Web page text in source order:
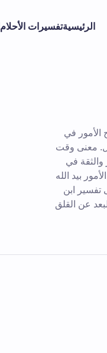
الرئيسيةتفسيرات الأحلام
في
معنى وقت
في
بيد الله
تفسير ابن
عن القلق